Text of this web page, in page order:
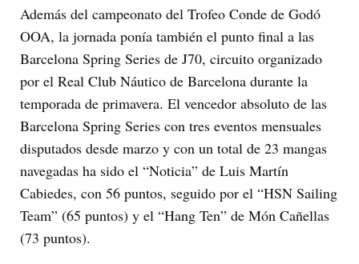
Además del campeonato del Trofeo Conde de Godó
OOA, la jornada ponía también el punto final a las
Barcelona Spring Series de J70, circuito organizado
por el Real Club Náutico de Barcelona durante la
temporada de primavera. El vencedor absoluto de las
Barcelona Spring Series con tres eventos mensuales
disputados desde marzo y con un total de 23 mangas
navegadas ha sido el “Noticia” de Luis Martín
Cabiedes, con 56 puntos, seguido por el “HSN Sailing
Team” (65 puntos) y el “Hang Ten” de Món Cañellas
(73 puntos).